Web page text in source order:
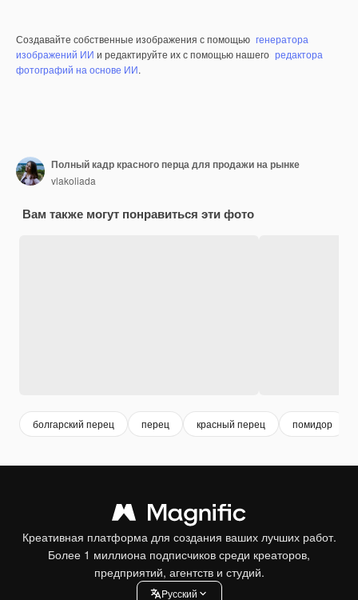
Создавайте собственные изображения с помощью генератора
изображений ИИ и редактируйте их с помощью нашего редактора
фотографий на основе ИИ.
Полный кадр красного перца для продажи на рынке
vlakoliada
Вам также могут понравиться эти фото
болгарский перец перец красный перец помидор
Креативная платформа для создания ваших лучших работ.
Более 1 миллиона подписчиков среди креаторов,
предприятий, агентств и студий.
Pусский